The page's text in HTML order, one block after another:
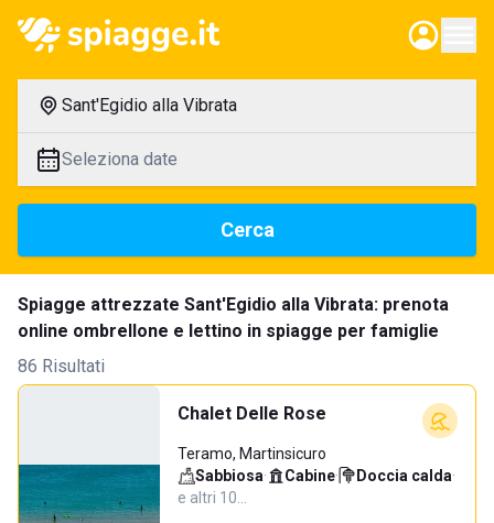
Sant'Egidio alla Vibrata
Seleziona date
Cerca
Spiagge attrezzate Sant'Egidio alla Vibrata: prenota
online ombrellone e lettino in spiagge per famiglie
86 Risultati
Chalet Delle Rose
Teramo, Martinsicuro
Sabbiosa· Cabine· Doccia calda·
e altri 10…